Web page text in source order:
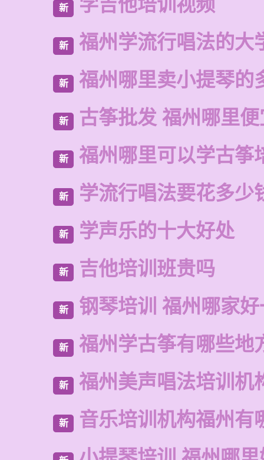
新 学吉他培训视频
新 福州学流行唱法的大
新 福州哪里卖小提琴的
新 古筝批发 福州哪里
新 福州哪里可以学古筝
新 学流行唱法要花多少
新 学声乐的十大好处
新 吉他培训班贵吗
新 钢琴培训 福州哪家
新 福州学古筝有哪些地
新 福州美声唱法培训机
新 音乐培训机构福州有